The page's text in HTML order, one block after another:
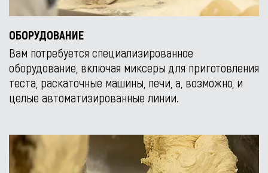
ОБОРУДОВАНИЕ
Вам потребуется специализированное
оборудование, включая миксеры для приготовления
теста, раскаточные машины, печи, а, возможно, и
целые автоматизированные линии.